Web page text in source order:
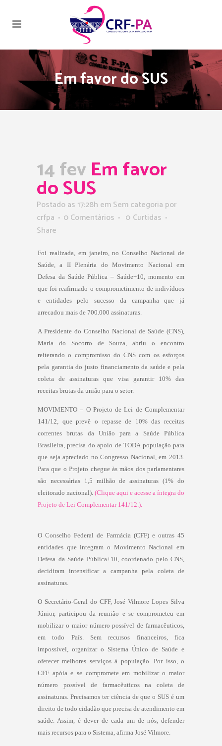
Em favor do SUS
14 fev Em favor
do SUS
Postado as 17:28h em Sem categoria por
crfpa
0 Comentários 0 Curtidas
Share
Foi realizada, em janeiro, no Conselho Nacional de
Saúde, a II Plenária do Movimento Nacional em
Defesa da Saúde Pública – Saúde+10, momento em
que foi reafirmado o comprometimento de indivíduos
e entidades pelo sucesso da campanha que já
arrecadou mais de 700.000 assinaturas.
A Presidente do Conselho Nacional de Saúde (CNS),
Maria do Socorro de Souza, abriu o encontro
reiterando o compromisso do CNS com os esforços
pela garantia do justo financiamento da saúde e pela
coleta de assinaturas que visa garantir 10% das
receitas brutas da união para o setor.
MOVIMENTO – O Projeto de Lei de Complementar
141/12, que prevê o repasse de 10% das receitas
correntes brutas da União para a Saúde Pública
Brasileira, precisa do apoio de TODA população para
que seja apreciado no Congresso Nacional, em 2013.
Para que o Projeto chegue às mãos dos parlamentares
são necessárias 1,5 milhão de assinaturas (1% do
eleitorado nacional). (Clique aqui e acesse a íntegra do
Projeto de Lei Complementar 141/12.).
O Conselho Federal de Farmácia (CFF) e outras 45
entidades que integram o Movimento Nacional em
Defesa da Saúde Pública+10, coordenado pelo CNS,
decidiram intensificar a campanha pela coleta de
assinaturas.
O Secretário-Geral do CFF, José Vilmore Lopes Silva
Júnior, participou da reunião e se comprometeu em
mobilizar o maior número possível de farmacêuticos,
em todo País. Sem recursos financeiros, fica
impossível, organizar o Sistema Único de Saúde e
oferecer melhores serviços à população. Por isso, o
CFF apóia e se compromete em mobilizar o maior
número possível de farmacêuticos na coleta de
assinaturas. Precisamos ter ciência de que o SUS é um
direito de todo cidadão que precisa de atendimento em
saúde. Assim, é dever de cada um de nós, defender
mais recursos para o Sistema, afirma José Vilmore.